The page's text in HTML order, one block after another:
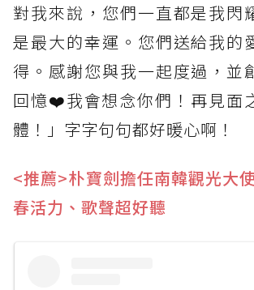
對我來說，您們一直都是我閃
是最大的幸運。您們送給我的
得。感謝您與我一起度過，並
回憶❤️我會想念你們！再見面
體！」字字句句都好暖心啊！
<推薦>朴寶劍擔任南韓觀光大
春活力、歌聲超好聽